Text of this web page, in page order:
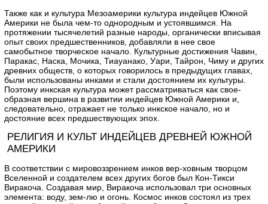
Также как и культура Мезоамерики культура индейцев Южной
Америки не была чем-то однородным и устоявшимся. На
протяжении тысячелетий разные народы, органически вписывая
опыт своих предшественников, добавляли в нее свое
самобытное творческое начало. Культурные достижения Чавин,
Паракас, Наска, Мочика, Тиауанако, Уари, Тайрон, Чиму и других
древних обществ, о которых говорилось в предыдущих главах,
были использованы инками и стали достоянием их культуры.
Поэтому инкская культура может рассматриваться как свое-
образная вершина в развитии индейцев Южной Америки и,
следовательно, отражает не только инкское начало, но и
достояние всех предшествующих эпох.
РЕЛИГИЯ И КУЛЬТ ИНДЕЙЦЕВ ДРЕВНЕЙ ЮЖНОЙ
АМЕРИКИ
В соответствии с мировоззрением инков вер-ховным творцом
Вселенной и создателем всех других богов был Кон-Тикси
Виракоча. Создавая мир, Виракоча использовал три основных
элемента: воду, зем-лю и огонь. Космос инков состоял из трех